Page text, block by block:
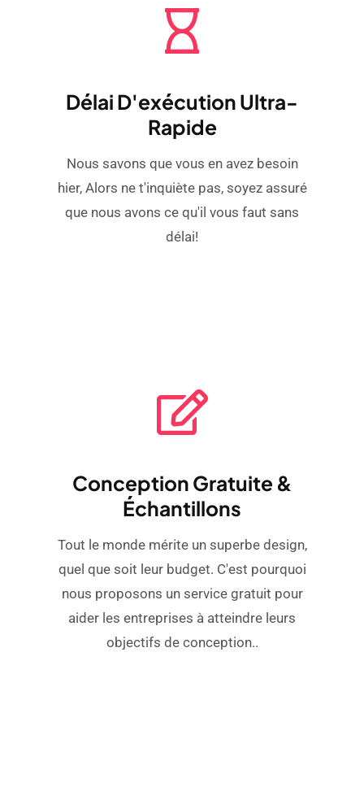
Délai D'exécution Ultra-
Rapide
Nous savons que vous en avez besoin
hier, Alors ne t'inquiète pas, soyez assuré
que nous avons ce qu'il vous faut sans
délai!
Conception Gratuite &
Échantillons
Tout le monde mérite un superbe design,
quel que soit leur budget. C'est pourquoi
nous proposons un service gratuit pour
aider les entreprises à atteindre leurs
objectifs de conception..